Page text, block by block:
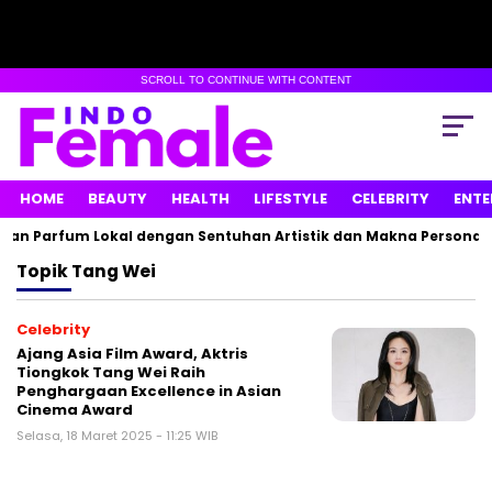
SCROLL TO CONTINUE WITH CONTENT
HOME BEAUTY HEALTH LIFESTYLE CELEBRITY
Parfum Lokal dengan Sentuhan Artistik dan Makna Personal
TopikTang Wei
Celebrity
Ajang Asia Film Award, Aktris
Tiongkok Tang Wei Raih
Penghargaan Excellence in Asian
Cinema Award
Selasa, 18 Maret 2025 - 11:25 WIB